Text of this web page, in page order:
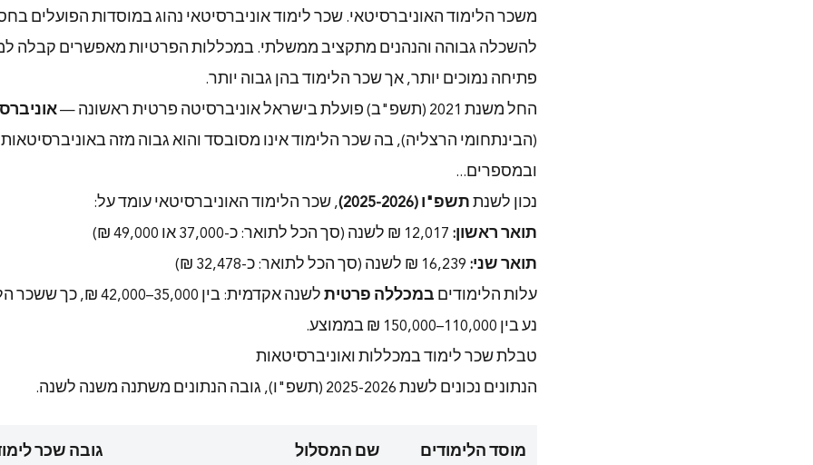
משכר הלימוד האוניברסיטאי. שכר לימוד אוניברסיטאי נהוג במוסדות הפועלים
להשכלה גבוהה והנהנים מתקציב ממשלתי. במכללות הפרטיות מאפשרים קבלה
פתיחה נמוכים יותר, אך שכר הלימוד בהן גבוה יותר.
החל משנת 2021 (תשפ"ב) פועלת בישראל אוניברסיטה פרטית ראשונה —
(הבינתחומי הרצליה), בה שכר הלימוד אינו מסובסד והוא גבוה מזה באוניברסיטאות
ובמספרים...
נכון לשנתתשפ"ו (2025-2026)
, שכר הלימוד האוניברסיטאי עומד על:
תואר ראשון:
תואר שני:
עלות הלימודיםבמכללה פרטית
לשנה אקדמית: בין
נע בין 110,000–150,000 ₪ בממוצע.
טבלת שכר לימוד במכללות ואוניברסיטאות
הנתונים נכונים לשנת 2025-2026 (תשפ"ו), גובה הנתונים משתנה משנה לשנה.
מוסד הלימודים שם המסלול
גובה שכר